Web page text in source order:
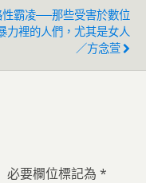
性霸凌──那些受害於數位
力裡的人們，尤其是女人
／方念萱
必要欄位標記為 *